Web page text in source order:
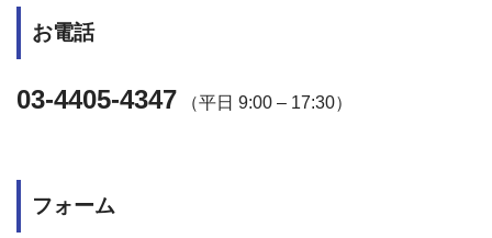
お電話
03-4405-4347 （平日 9:00 – 17:30）
フォーム